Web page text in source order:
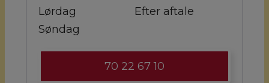
Lørdag
Søndag
Efter aftale
70 22 67 10